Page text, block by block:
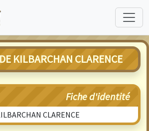
KILBARCHAN CLARENCE
Fiche d'identité
CLARENCE